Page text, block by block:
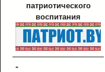
патриотического
воспитания
-